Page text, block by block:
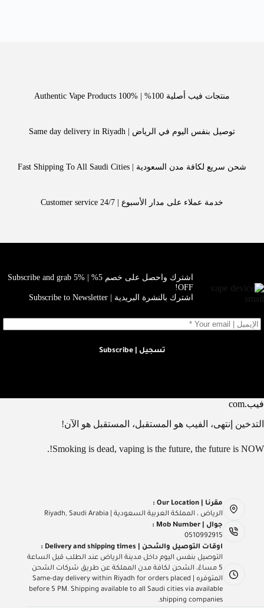
منتجات فيب أصلية 100% | Authentic Vape Products 100%
توصيل بنفس اليوم في الرياض | Same day delivery in Riyadh
شحن سريع لكافة مدن السعودية | Fast Shipping To All Saudi Cities
خدمة عملاء على مدار الأسبوع | Customer service 24/7
اشترك واحصل على خصم 5% | Subscribe and grab 5%
OFF!
اشترك بالنشرة البريدية | Subscribe to Newsletter
تسجيل | Subscribe
فيب.com
التدخين إنتهى، الفيب هو المستقبل، المستقبل هو الآن!
Smoking is dead, vaping is the future, the future is NOW!.
مقرنا | Our Location :
الرياض ، المملكة العربية السعودية | Riyadh, Saudi Arabia
جوال | Mob Number :
0510992915
اوقات التوصيل والشحن | Delivery and shipping times :
التوصيل بنفس اليوم داخل مدينة الرياض عند الطلب قبل الساعة
5 مساءً، الشحن لكافة مدن المملكة عن طريق شركات الشحن
المتوفره | Same-day delivery within Riyadh for orders placed
before 5 PM. Shipping available to all Saudi cities via available
shipping companies.